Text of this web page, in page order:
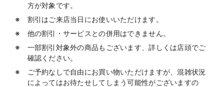
方が対象です。
割引はご来店当日にお使いいただけます。
他の割引・サービスとの併用はできません。
一部割引対象外の商品もございます、詳しくは店頭でご
確認ください。
ご予約なしで自由にお買い物いただけますが、混雑状況
によってはお待たせしてしまう可能性がございますの